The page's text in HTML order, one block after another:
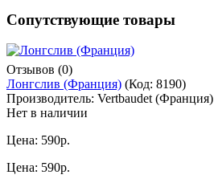
Сопутствующие товары
Отзывов (0)
Лонгслив (Франция) (Код: 8190)
Производитель: Vertbaudet (Франция)
Нет в наличии
Цена: 590р.
Цена: 590р.